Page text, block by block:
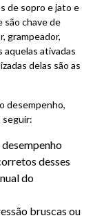
de sopro e jato e
são chave de
grampeador,
ativadas
delas são as
desempenho,
seguir:
desses
do
bruscas ou